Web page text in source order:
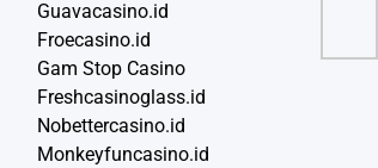
Guavacasino.id
Froecasino.id
Gam Stop Casino
Freshcasinoglass.id
Nobettercasino.id
Monkeyfuncasino.id